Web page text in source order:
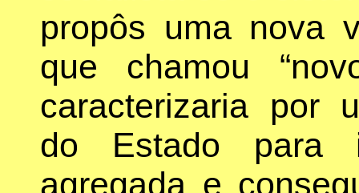
propôs uma nova
que chamou
caracterizaria por
do Estado para
agregada e